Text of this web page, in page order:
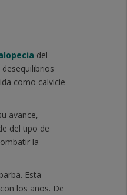
del
como calvicie
avance,
del tipo de
la
Esta
los años. De